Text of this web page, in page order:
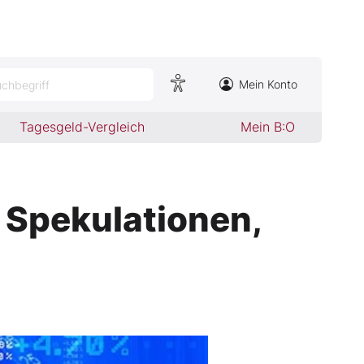
Mein Konto
Tagesgeld-Vergleich Mein B:O